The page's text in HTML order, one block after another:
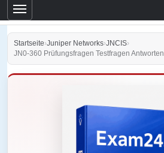
Startseite›Juniper Networks›JNCIS›
JN0-360 Prüfungsfragen Testfragen Antworten